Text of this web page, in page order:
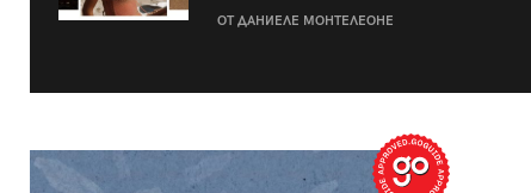
ОТ ДАНИЕЛЕ МОНТЕЛЕОНЕ